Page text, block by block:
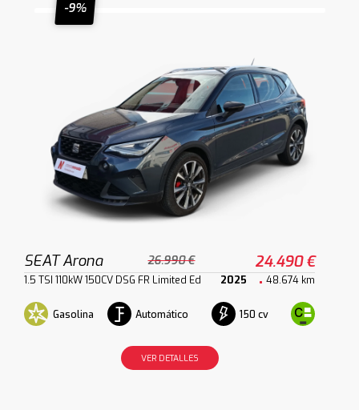
-9%
SEAT Arona 26.990 € 24.490 €
1.5 TSI 110kW 150CV DSG FR Limited Ed 2025 48.674 km
Gasolina Automático 150 cv
VER DETALLES